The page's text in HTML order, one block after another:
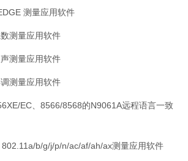
测量应用软件
量应用软件
量应用软件
量应用软件
EC、8566/8568的N9061A远程语言一致
b/g/j/p/n/ac/af/ah/ax测量应用软件